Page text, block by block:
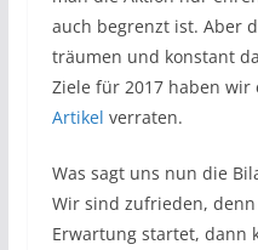
auch begrenzt ist. Aber
träumen und konstant
Ziele für 2017 haben wir
Artikel verraten.
Was sagt uns nun die
Wir sind zufrieden,
Erwartung startet, dann